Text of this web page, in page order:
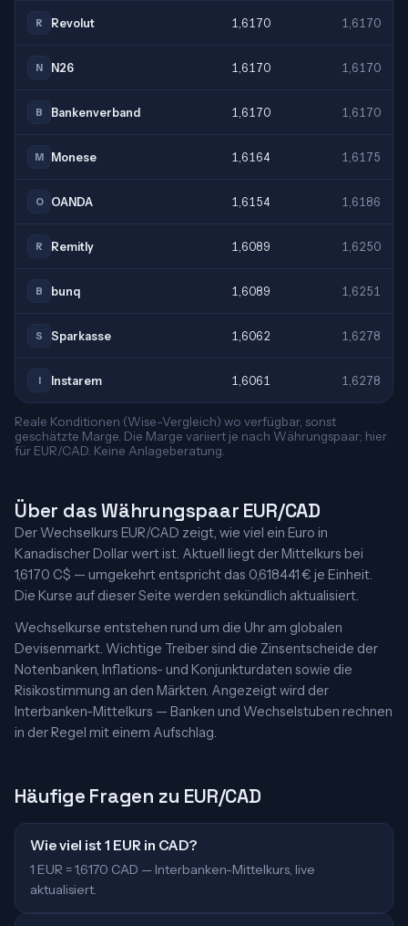
R Revolut 1,6170 1,6170
N N26 1,6170 1,6170
B Bankenverband 1,6170 1,6170
M Monese 1,6164 1,6175
O OANDA 1,6154 1,6186
R Remitly 1,6089 1,6250
B bunq 1,6089 1,6251
S Sparkasse 1,6062 1,6278
I Instarem 1,6061 1,6278
Reale Konditionen (Wise-Vergleich) wo verfügbar, sonst
geschätzte Marge. Die Marge variiert je nach Währungspaar; hier
für EUR/CAD. Keine Anlageberatung.
Über das Währungspaar EUR/CAD
Der Wechselkurs EUR/CAD zeigt, wie viel ein Euro in
Kanadischer Dollar wert ist. Aktuell liegt der Mittelkurs bei
1,6170 C$ — umgekehrt entspricht das 0,618441 € je Einheit.
Die Kurse auf dieser Seite werden sekündlich aktualisiert.
Wechselkurse entstehen rund um die Uhr am globalen
Devisenmarkt. Wichtige Treiber sind die Zinsentscheide der
Notenbanken, Inflations- und Konjunkturdaten sowie die
Risikostimmung an den Märkten. Angezeigt wird der
Interbanken-Mittelkurs — Banken und Wechselstuben rechnen
in der Regel mit einem Aufschlag.
Häufige Fragen zu EUR/CAD
Wie viel ist 1 EUR in CAD?
1 EUR = 1,6170 CAD — Interbanken-Mittelkurs, live
aktualisiert.